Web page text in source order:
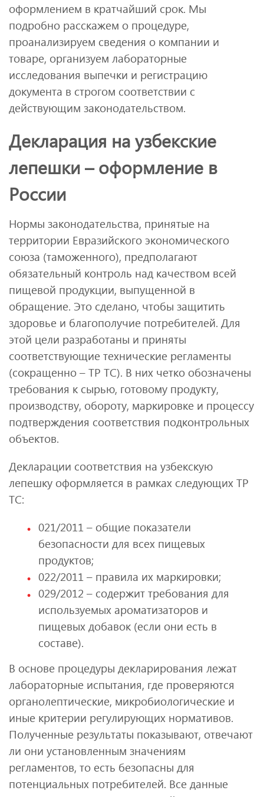
оформлением в кратчайший срок. Мы
подробно расскажем о процедуре,
проанализируем сведения о компании и
товаре, организуем лабораторные
исследования выпечки и регистрацию
документа в строгом соответствии с
действующим законодательством.
Декларация на узбекские
лепешки – оформление в
России
Нормы законодательства, принятые на
территории Евразийского экономического
союза (таможенного), предполагают
обязательный контроль над качеством всей
пищевой продукции, выпущенной в
обращение. Это сделано, чтобы защитить
здоровье и благополучие потребителей. Для
этой цели разработаны и приняты
соответствующие технические регламенты
(сокращенно – ТР ТС). В них четко обозначены
требования к сырью, готовому продукту,
производству, обороту, маркировке и процессу
подтверждения соответствия подконтрольных
объектов.
Декларации соответствия на узбекскую
лепешку оформляется в рамках следующих ТР
ТС:
021/2011 – общие показатели
безопасности для всех пищевых
продуктов;
022/2011 – правила их маркировки;
029/2012 – содержит требования для
используемых ароматизаторов и
пищевых добавок (если они есть в
составе).
В основе процедуры декларирования лежат
лабораторные испытания, где проверяются
органолептические, микробиологические и
иные критерии регулирующих нормативов.
Полученные результаты показывают, отвечают
ли они установленным значениям
регламентов, то есть безопасны для
потенциальных потребителей. Все данные